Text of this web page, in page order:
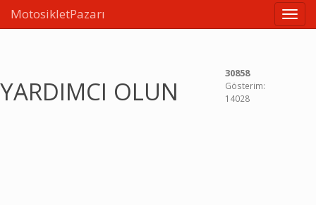
MotosikletPazarı
YARDIMCI OLUN
30858
Gösterim:
14028